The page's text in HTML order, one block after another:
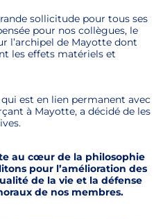
sollicitude pour tous ses
pour nos collègues, le
l’archipel de Mayotte dont
les effets matériels et
est en lien permanent avec
à Mayotte, a décidé de les
au cœur de la philosophie
pour l’amélioration des
de la vie et la défense
de nos membres.